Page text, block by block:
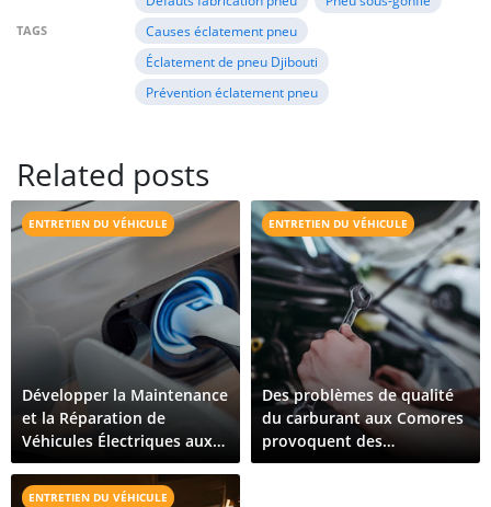
TAGS
Causes éclatement pneu
Éclatement de pneu Djibouti
Prévention éclatement pneu
Related posts
ENTRETIEN DU VÉHICULE
Développer la Maintenance
et la Réparation de
Véhicules Électriques aux
Comores : Ce Qu'il Faut
Pour Croître
ENTRETIEN DU VÉHICULE
Des problèmes de qualité
du carburant aux Comores
provoquent des
dysfonctionnements de
ENTRETIEN DU VÉHICULE